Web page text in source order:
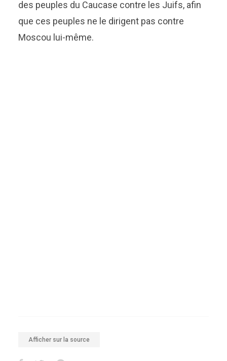
des peuples du Caucase contre les Juifs, afin
que ces peuples ne le dirigent pas contre
Moscou lui-même.
Afficher sur la source